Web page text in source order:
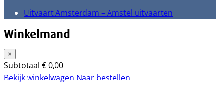
Uitvaart Amsterdam – Amstel uitvaarten
Winkelmand
×
Subtotaal €0,00
Bekijk winkelwagen Naar bestellen